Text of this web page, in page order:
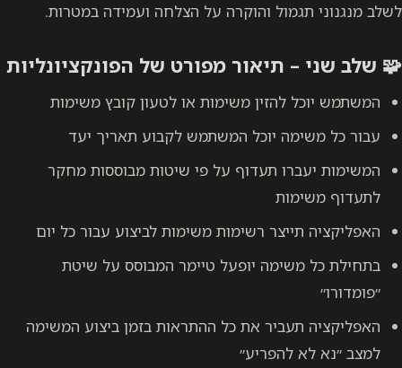
והוקרה על הצלחה ועמידה במטרות.
מפורט של הפונקציונליות
משימות או לטעון קובץ משימות
יוכל המשתמש לקבוע תאריך יעד
תעדוף על פי שיטות מבוססות מחקר
רשימות משימות לביצוע עבור כל יום
יופעל טיימר המבוסס על שיטת
את כל ההתראות בזמן ביצוע המשימה